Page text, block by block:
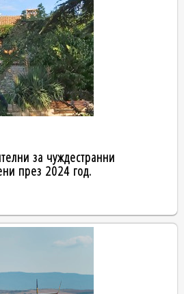
за чуждестранни
през 2024 год.